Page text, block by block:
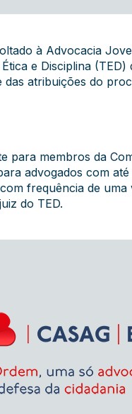
à Advocacia
e Disciplina
atribuições do
para membros da
advogados com
frequência de
do TED.